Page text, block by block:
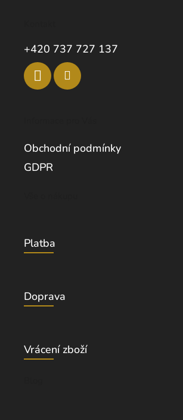
+420 737 727 137
Obchodní podmínky
GDPR
Platba
Doprava
Vrácení zboží